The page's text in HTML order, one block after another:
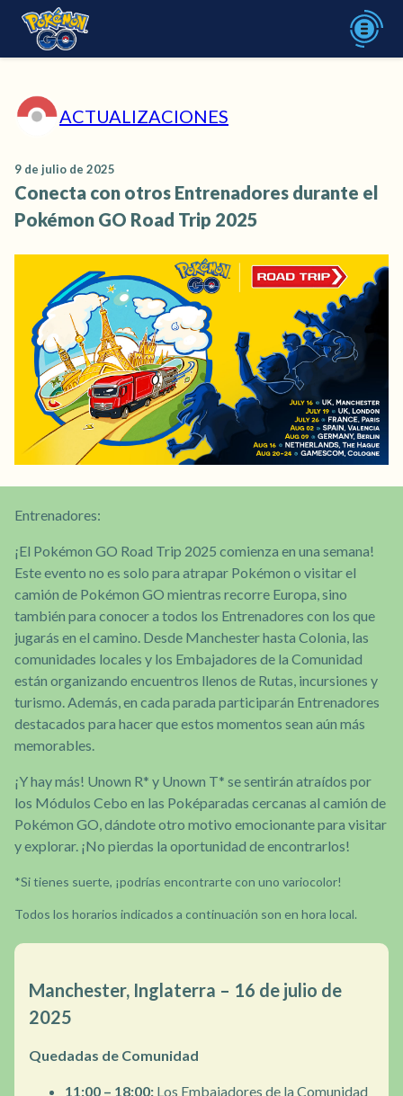
ACTUALIZACIONES
9 de julio de 2025
Conecta con otros Entrenadores durante el
Pokémon GO Road Trip 2025
Entrenadores:
¡El Pokémon GO Road Trip 2025 comienza en una semana!
Este evento no es solo para atrapar Pokémon o visitar el
camión de Pokémon GO mientras recorre Europa, sino
también para conocer a todos los Entrenadores con los que
jugarás en el camino. Desde Manchester hasta Colonia, las
comunidades locales y los Embajadores de la Comunidad
están organizando encuentros llenos de Rutas, incursiones y
turismo. Además, en cada parada participarán Entrenadores
destacados para hacer que estos momentos sean aún más
memorables.
¡Y hay más! Unown R* y Unown T* se sentirán atraídos por
los Módulos Cebo en las Poképaradas cercanas al camión de
Pokémon GO, dándote otro motivo emocionante para visitar
y explorar. ¡No pierdas la oportunidad de encontrarlos!
*Si tienes suerte, ¡podrías encontrarte con uno variocolor!
Todos los horarios indicados a continuación son en hora local.
Manchester, Inglaterra – 16 de julio de
2025
Quedadas de Comunidad
11:00 – 18:00: Los Embajadores de la Comunidad